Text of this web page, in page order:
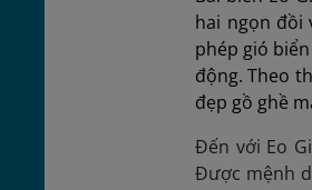
hai ngọn đồi
phép gió
động. Theo
đẹp gồ ghề
Đến với Eo
Được mệnh